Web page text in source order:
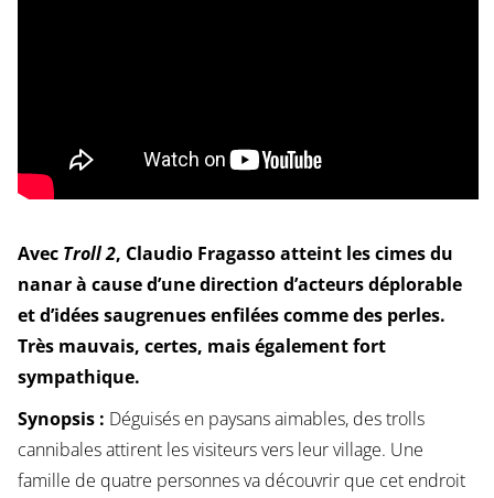
Avec Troll 2, Claudio Fragasso atteint les cimes du
nanar à cause d’une direction d’acteurs déplorable
et d’idées saugrenues enfilées comme des perles.
Très mauvais, certes, mais également fort
sympathique.
Synopsis : Déguisés en paysans aimables, des trolls
cannibales attirent les visiteurs vers leur village. Une
famille de quatre personnes va découvrir que cet endroit